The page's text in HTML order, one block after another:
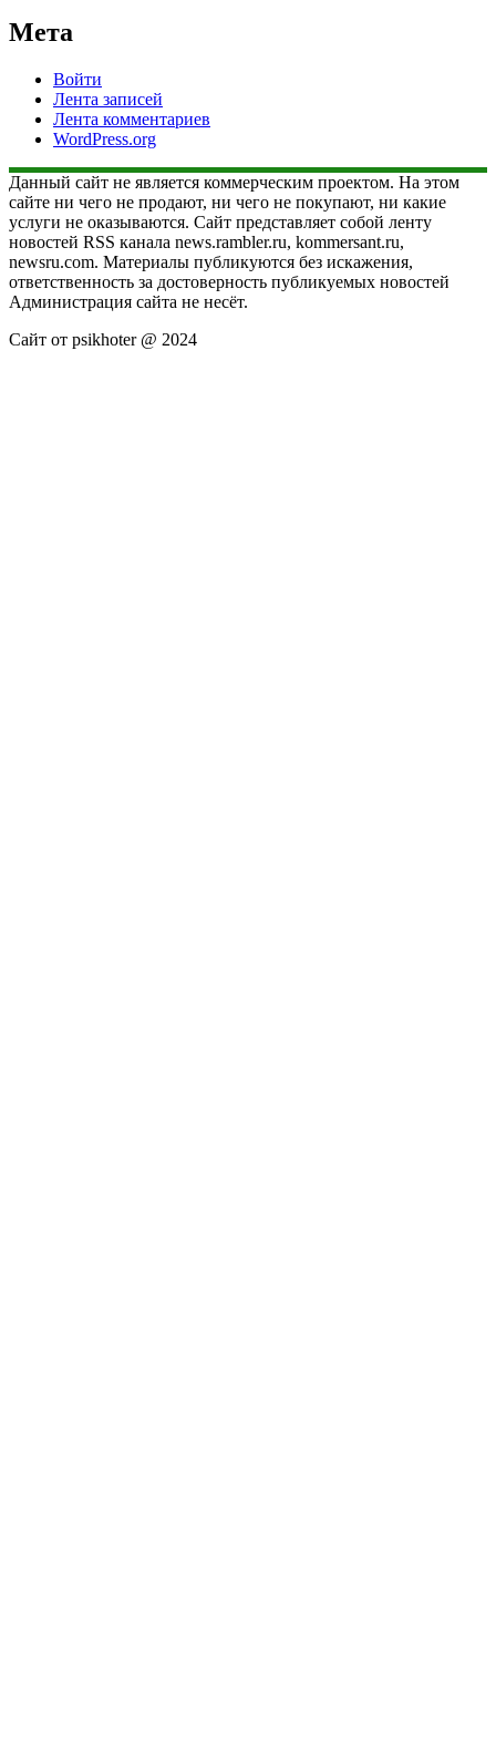
Мета
Войти
Лента записей
Лента комментариев
WordPress.org
Данный сайт не является коммерческим проектом. На этом
сайте ни чего не продают, ни чего не покупают, ни какие
услуги не оказываются. Сайт представляет собой ленту
новостей RSS канала news.rambler.ru, kommersant.ru,
newsru.com. Материалы публикуются без искажения,
ответственность за достоверность публикуемых новостей
Администрация сайта не несёт.
Сайт от psikhoter @ 2024